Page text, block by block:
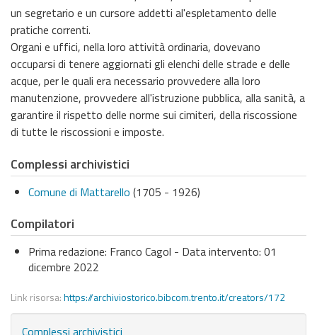
un segretario e un cursore addetti al'espletamento delle
pratiche correnti.
Organi e uffici, nella loro attività ordinaria, dovevano
occuparsi di tenere aggiornati gli elenchi delle strade e delle
acque, per le quali era necessario provvedere alla loro
manutenzione, provvedere all'istruzione pubblica, alla sanità, a
garantire il rispetto delle norme sui cimiteri, della riscossione
di tutte le riscossioni e imposte.
Complessi archivistici
Comune di Mattarello (1705 - 1926)
Compilatori
Prima redazione: Franco Cagol - Data intervento: 01
dicembre 2022
Link risorsa:https://archiviostorico.bibcom.trento.it/creators/172
Complessi archivistici